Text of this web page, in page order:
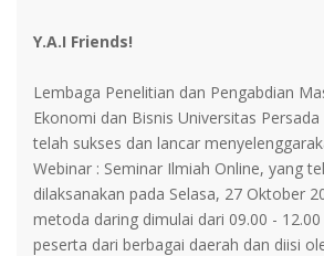
Y.A.I Friends!
Lembaga Penelitian dan Pengabdian
Ekonomi dan Bisnis Universitas Persada
telah sukses dan lancar
Webinar : Seminar Ilmiah Online, yang
dilaksanakan pada Selasa, 27 Oktober
metoda daring dimulai dari 09.00 -
peserta dari berbagai daerah dan diisi